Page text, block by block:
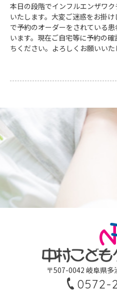
本日の段階でインフルエンザワ
いたします。大変ご迷惑をお掛
で予約のオーダーをされている
います。現在ご自宅等に予約の
ちください。よろしくお願いいた
〒507-0042 岐阜県
0572-